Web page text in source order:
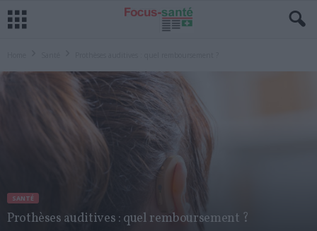
SANTÉ
Prothèses auditives : quel remboursement ?